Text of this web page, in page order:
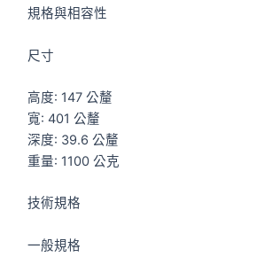
規格與相容性
尺寸
高度: 147 公釐
寬: 401 公釐
深度: 39.6 公釐
重量: 1100 公克
技術規格
一般規格